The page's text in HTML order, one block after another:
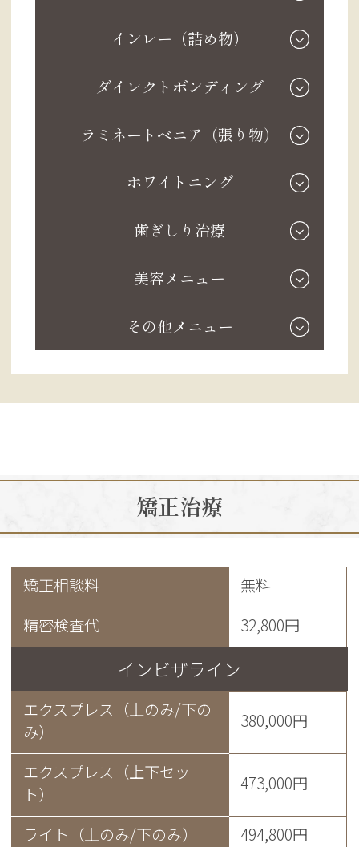
インレー（詰め物）
ダイレクトボンディング
ラミネートベニア（張り物）
ホワイトニング
歯ぎしり治療
美容メニュー
その他メニュー
矯正治療
矯正相談料
無料
精密検査代
32,800円
インビザライン
エクスプレス（上のみ/下の
み）
380,000円
エクスプレス（上下セッ
ト）
473,000円
ライト（上のみ/下のみ）
494,800円